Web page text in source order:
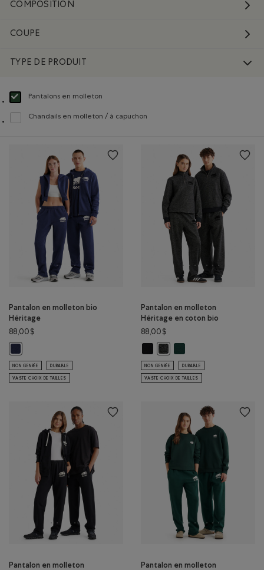
COMPOSITION
COUPE
TYPE DE PRODUIT
Pantalons en molleton
Choisir Classé selon Type de produit : Pantalons en molleton(Sweatpants)
Chandails en molleton / à capuchon
Classer selon Type de produit : Chandails en molleton / à
Pantalon en molleton bio
Héritage
88,00$
Pantalon en molleton bio Héritage: MÉLANGE CRÉPUSCULE Couleur
NON GENRÉE DURABLE
VASTE CHOIX DE TAILLES
Pantalon en molleton
Héritage en coton bio
88,00$
Pantalon en molleton Héritage
Pantalon en molleton
NON GENRÉE DURABLE
VASTE CHOIX DE TAILLES
Pantalon en molleton
Pantalon en molleton